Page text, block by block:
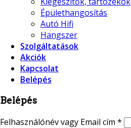
Épülethangosítás
Autó Hifi
Hangszer
Szolgáltatások
Akciók
Kapcsolat
Belépés
Belépés
Felhasználónév vagy Email cím *